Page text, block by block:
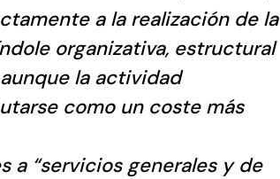
a la realización de la
organizativa, estructural
la actividad
como un coste más
a “servicios generales y de